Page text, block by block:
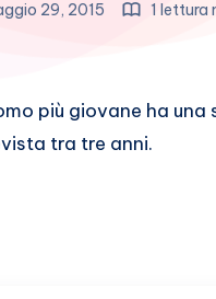
29, 2015 1 lettura
più giovane ha
tra tre anni.